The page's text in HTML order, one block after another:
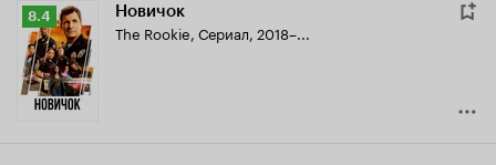
Рейтинг
Кинопоиска
8.4
8.4 Новичок
The Rookie, Сериал, 2018–...